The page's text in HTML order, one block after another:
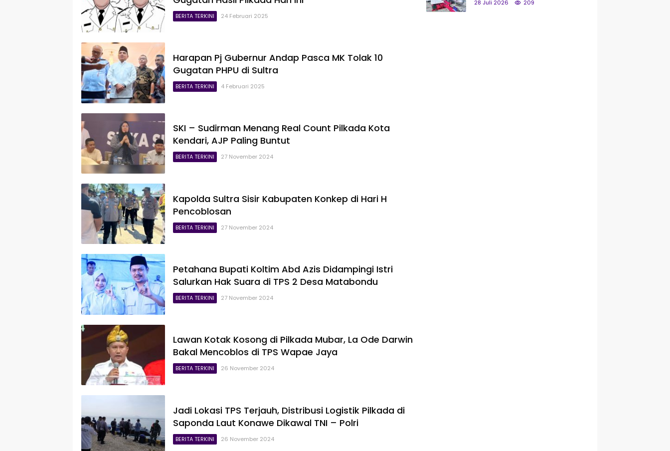
BERITA TERKINI 24 Februari 2025
Harapan Pj Gubernur Andap Pasca MK Tolak 10
Gugatan PHPU di Sultra
BERITA TERKINI 4 Februari 2025
SKI – Sudirman Menang Real Count Pilkada Kota
Kendari, AJP Paling Buntut
BERITA TERKINI 27 November 2024
Kapolda Sultra Sisir Kabupaten Konkep di Hari H
Pencoblosan
BERITA TERKINI 27 November 2024
Petahana Bupati Koltim Abd Azis Didampingi Istri
Salurkan Hak Suara di TPS 2 Desa Matabondu
BERITA TERKINI 27 November 2024
Lawan Kotak Kosong di Pilkada Mubar, La Ode Darwin
Bakal Mencoblos di TPS Wapae Jaya
BERITA TERKINI 26 November 2024
Jadi Lokasi TPS Terjauh, Distribusi Logistik Pilkada di
Saponda Laut Konawe Dikawal TNI – Polri
BERITA TERKINI 26 November 2024
28 Juli 2026 209